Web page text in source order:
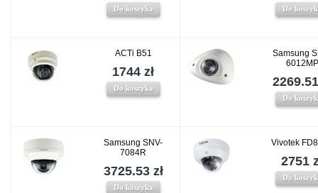
Do koszyka Do
ACTi B51
1744 zł
Do koszyka
Samsung
6012MP
Do
Samsung SNV-
7084R
3725.53 zł
Do koszyka
Vivotek
2751
Do